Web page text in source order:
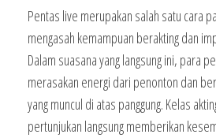
Pentas live merupakan salah satu cara
mengasah kemampuan berakting dan
Dalam suasana yang langsung ini, para
merasakan energi dari penonton dan
yang muncul di atas panggung. Kelas
pertunjukan langsung memberikan